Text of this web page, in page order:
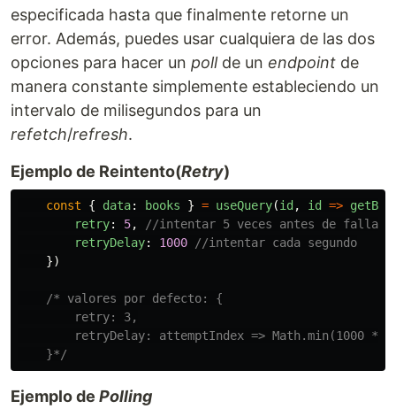
especificada hasta que finalmente retorne un
error. Además, puedes usar cualquiera de las dos
opciones para hacer un pollde un endpoint de
manera constante simplemente estableciendo un
intervalo de milisegundos para un
refetch/refresh.
Ejemplo de Reintento(Retry)
const { data: books } = useQuery(id , id =>
retry: 5,
//intentar 5 veces antes de fallar
retryDelay: 1000
//intentar cada segundo
})
/* valores por defecto: {
        retry: 3,
retryDelay: attemptIndex => Math.min(1000 *
    }*/
Ejemplo de Polling